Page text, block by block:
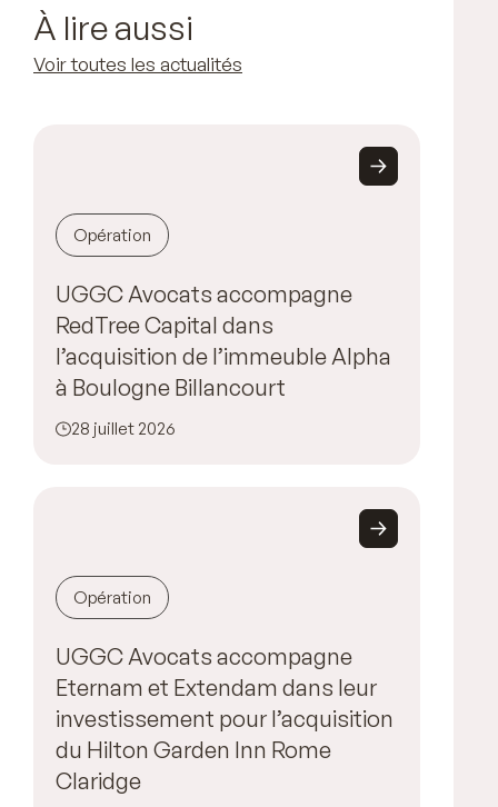
À lire aussi
Voir toutes les actualités
Opération
UGGC Avocats accompagne
RedTree Capital dans
l’acquisition de l’immeuble Alpha
à Boulogne Billancourt
28 juillet 2026
Opération
UGGC Avocats accompagne
Eternam et Extendam dans leur
investissement pour l’acquisition
du Hilton Garden Inn Rome
Claridge